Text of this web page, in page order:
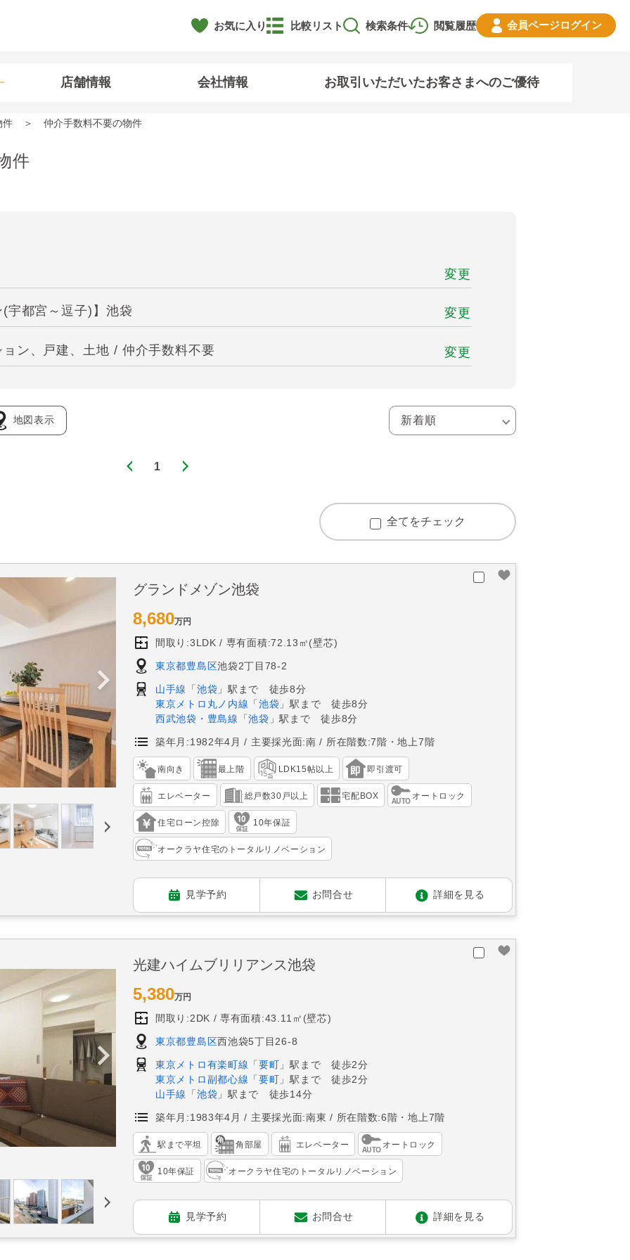
お気に入り 閲覧履歴
比較リスト 検索条件 会員ページログイン
店舗情報 会社情報 お取引いただいたお客さまへのご優待
件 仲介手数料不要の物件
件
変更
都宮～逗子)】池袋 変更
ン、戸建、土地 / 仲介手数料不要 変更
地図表示
1
全てをチェック
グランドメゾン池袋
8,680万円
間取り:3LDK 専有面積:72.13㎡(壁芯)
東京都豊島区池袋2丁目78-2
山手線 「 池袋 」駅まで 徒歩8分
東京メトロ丸ノ内線 「池袋 」駅まで 徒歩8分
西武池袋・豊島線
「池袋 」駅まで 徒歩8分
築年月:1982年4月 主要採光面:南 所在階数:7階・地上7階
南向き 最上階 LDK15帖以上 即引渡可
エレベーター 総戸数30戸以上 宅配BOX オートロック
住宅ローン控除 10年保証
オークラヤ住宅のトータルリノベーション
見学予約 お問合せ 詳細を見る
光建ハイムブリリアンス池袋
5,380万円
間取り:2DK 専有面積:43.11㎡(壁芯)
東京都豊島区西池袋5丁目26-8
東京メトロ有楽町線 「要町 」駅まで 徒歩2分
東京メトロ副都心線 「要町 」駅まで 徒歩2分
山手線
「 池袋 」駅まで 徒歩14分
築年月:1983年4月 主要採光面:南東 所在階数:6階・地上7階
駅まで平坦 角部屋 エレベーター オートロック
10年保証 オークラヤ住宅のトータルリノベーション
見学予約 お問合せ 詳細を見る